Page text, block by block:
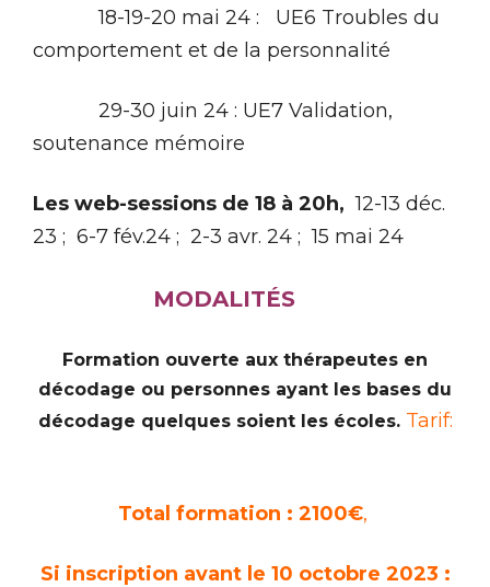
18-19-20 mai 24 : UE6 Troubles du
comportement et de la personnalité
29-30 juin 24 : UE7 Validation,
soutenance mémoire
Les web-sessions de 18 à 20h, 12-13 déc.
23 ; 6-7 fév.24 ; 2-3 avr. 24 ; 15 mai 24
MODALITÉS
Formation ouverte aux thérapeutes en
décodage ou personnes ayant les bases du
décodage quelques soient les écoles. Tarif:
Total formation : 2100€,
Si inscription avant le 10 octobre 2023 :